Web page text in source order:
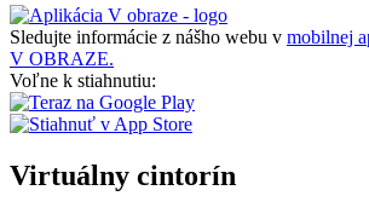
Sledujte informácie z nášho webu v mobilnej
V OBRAZE.
Voľne k stiahnutiu:
Virtuálny cintorín